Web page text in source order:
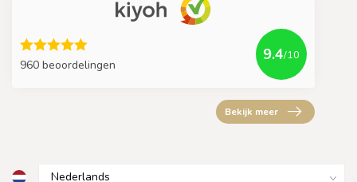
960 beoordelingen
9.4/10
Bekijk meer